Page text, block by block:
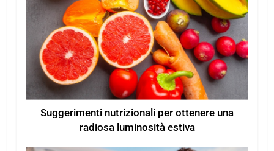
Suggerimenti nutrizionali per ottenere una
radiosa luminosità estiva